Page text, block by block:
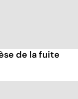
de la fuite